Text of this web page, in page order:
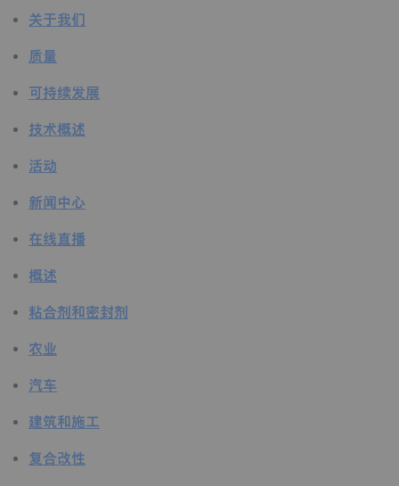
关于我们
质量
可持续发展
技术概述
活动
新闻中心
在线直播
概述
粘合剂和密封剂
农业
汽车
建筑和施工
复合改性